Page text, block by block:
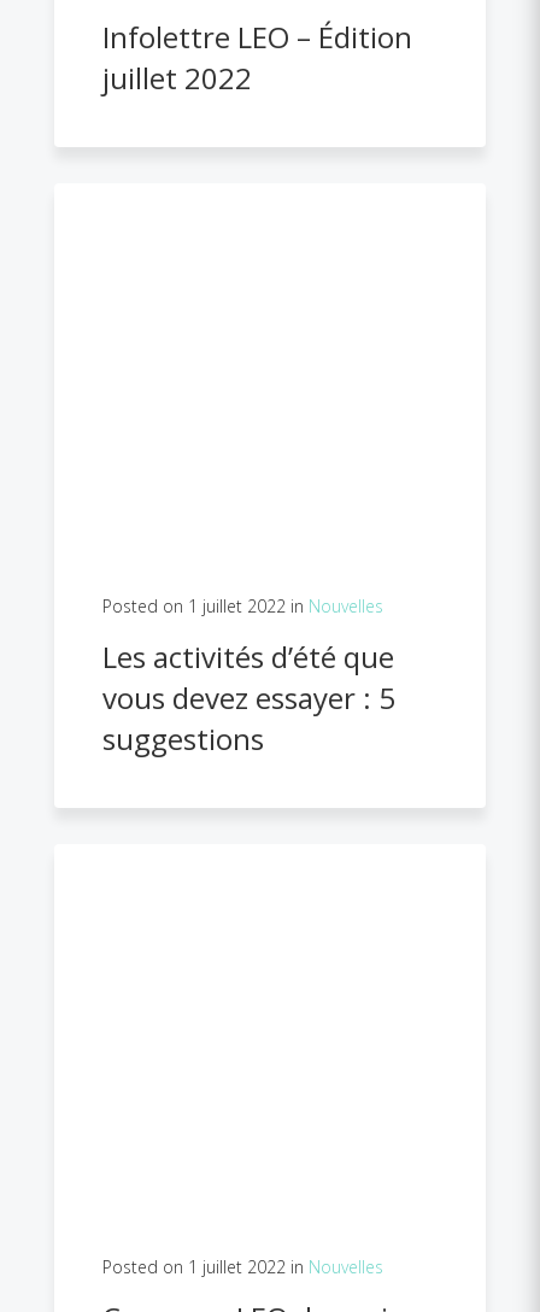
Infolettre LEO – Édition
juillet 2022
Posted on 1 juillet 2022 in Nouvelles
Les activités d’été que
vous devez essayer : 5
suggestions
Posted on 1 juillet 2022 in Nouvelles